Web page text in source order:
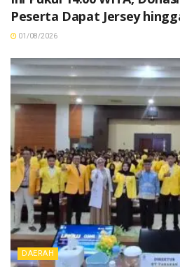
Peserta Dapat Jersey
01/08/2026
DAERAH